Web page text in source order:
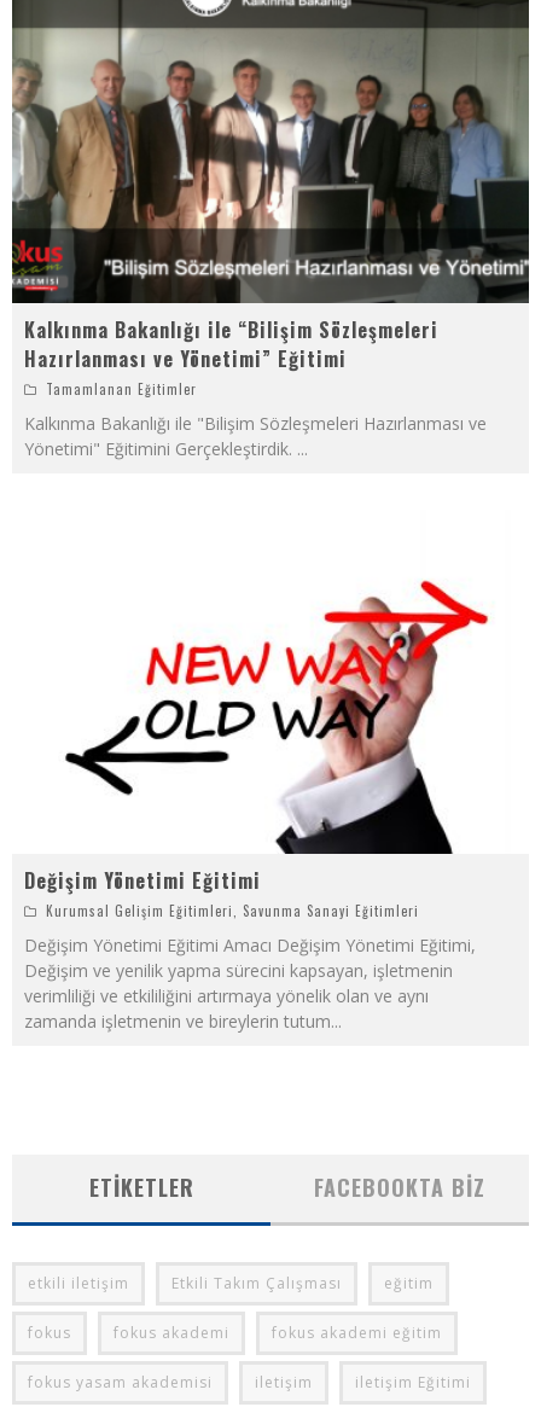
Kalkınma Bakanlığı ile “Bilişim Sözleşmeleri
Hazırlanması ve Yönetimi” Eğitimi
Tamamlanan Eğitimler
Kalkınma Bakanlığı ile "Bilişim Sözleşmeleri Hazırlanması ve
Yönetimi" Eğitimini Gerçekleştirdik. ...
Değişim Yönetimi Eğitimi
Kurumsal Gelişim Eğitimleri, Savunma Sanayi Eğitimleri
Değişim Yönetimi Eğitimi Amacı Değişim Yönetimi Eğitimi,
Değişim ve yenilik yapma sürecini kapsayan, işletmenin
verimliliği ve etkililiğini artırmaya yönelik olan ve aynı
zamanda işletmenin ve bireylerin tutum...
ETIKETLER FACEBOOKTA BIZ
etkili iletişim Etkili Takım Çalışması eğitim
fokus fokus akademi fokus akademi eğitim
fokus yasam akademisi iletişim iletişim Eğitimi